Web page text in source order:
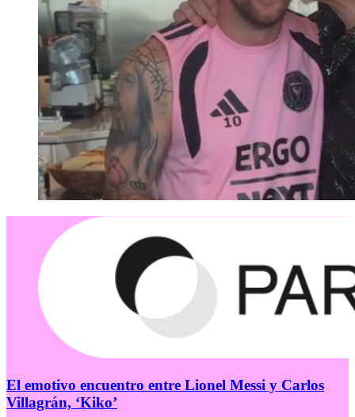
El emotivo encuentro entre Lionel Messi y Carlos
Villagrán, ‘Kiko’